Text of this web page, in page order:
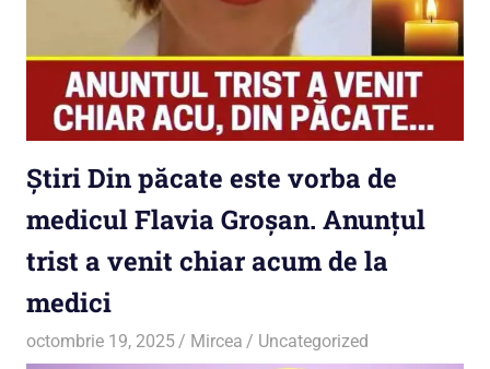
Știri Din păcate este vorba de
medicul Flavia Groșan. Anunțul
trist a venit chiar acum de la
medici
octombrie 19, 2025 Mircea Uncategorized